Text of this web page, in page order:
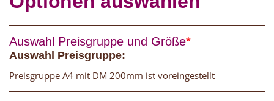
*
Auswahl Preisgruppe und Größe
Auswahl Preisgruppe:
Preisgruppe A4 mit DM 200mm ist voreingestellt